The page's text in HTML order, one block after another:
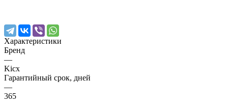
Характеристики
Бренд
—
Kicx
Гарантийный срок, дней
—
365